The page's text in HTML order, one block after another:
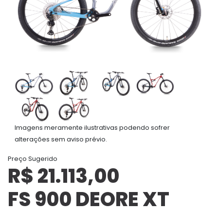
Imagens meramente ilustrativas podendo sofrer
alterações sem aviso prévio.
Preço Sugerido
R$ 21.113,00
FS 900 DEORE XT